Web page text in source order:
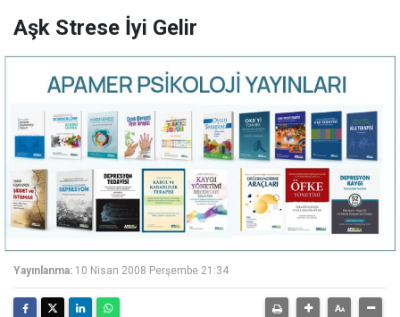
Aşk Strese İyi Gelir
Yayınlanma: 10 Nisan 2008 Perşembe 21:34